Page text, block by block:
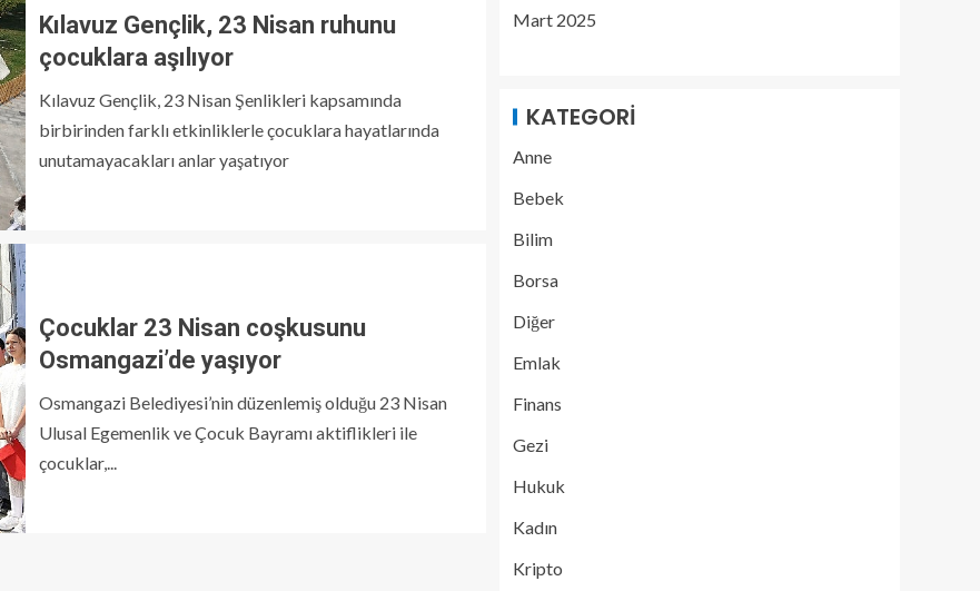
Kılavuz Gençlik, 23 Nisan ruhunu
çocuklara aşılıyor
Kılavuz Gençlik, 23 Nisan Şenlikleri kapsamında
birbirinden farklı etkinliklerle çocuklara hayatlarında
unutamayacakları anlar yaşatıyor
Çocuklar 23 Nisan coşkusunu
Osmangazi’de yaşıyor
Osmangazi Belediyesi’nin düzenlemiş olduğu 23 Nisan
Ulusal Egemenlik ve Çocuk Bayramı aktiflikleri ile
çocuklar,...
Mart 2025
KATEGORI
Anne
Bebek
Bilim
Borsa
Diğer
Emlak
Finans
Gezi
Hukuk
Kadın
Kripto